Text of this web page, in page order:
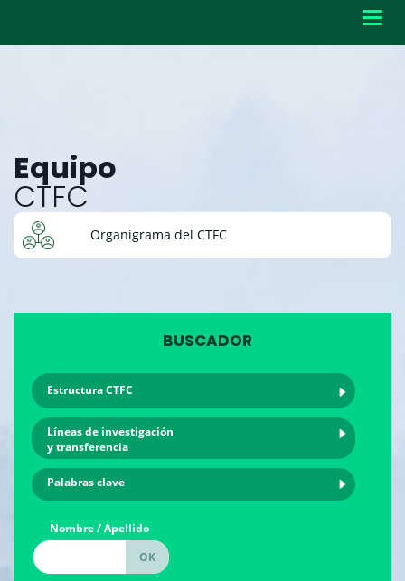
Equipo
CTFC
Organigrama del CTFC
BUSCADOR
Estructura CTFC
Líneas de investigación
y transferencia
Palabras clave
Nombre / Apellido